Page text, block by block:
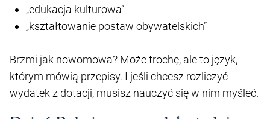
„edukacja kulturowa”
„kształtowanie postaw obywatelskich”
Brzmi jak nowomowa? Może trochę, ale to język,
którym mówią przepisy. I jeśli chcesz rozliczyć
wydatek z dotacji, musisz nauczyć się w nim myśleć.